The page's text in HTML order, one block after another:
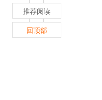
推荐阅读
回顶部